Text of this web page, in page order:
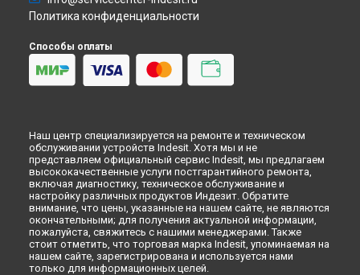
Ремонт варочной панели PAA 642 IX/I EE Indesit в
Ремонт варочной панели PAA 642 IX/I EE Indesit в
Ремонт варочной панели PAA 642 IX/I EE Indesit в
Ремонт варочной панели PAA 642 IX/I EE Indesit в
Политика конфиденциальности
Способы оплаты
Наш центр специализируется на ремонте и техническом
обслуживании устройств Indesit. Хотя мы и не
представляем официальный сервис Indesit, мы предлагаем
высококачественные услуги постгарантийного ремонта,
включая диагностику, техническое обслуживание и
настройку различных продуктов Индезит. Обратите
внимание, что цены, указанные на нашем сайте, не являются
окончательными; для получения актуальной информации,
пожалуйста, свяжитесь с нашими менеджерами. Также
стоит отметить, что торговая марка Indesit, упоминаемая на
нашем сайте, зарегистрирована и используется нами
только для информационных целей.